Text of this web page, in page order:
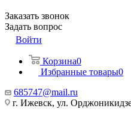
Заказать звонок
Задать вопрос
Войти
Корзина0
Избранные товары0
685747@mail.ru
г. Ижевск, ул.